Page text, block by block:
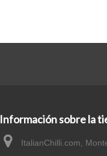
Información sobre la
ItalianChilli.com,